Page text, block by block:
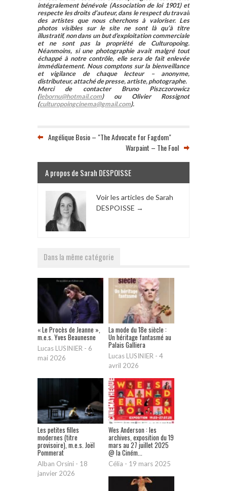
intégralement bénévole (Association de loi 1901) et
respecte les droits d’auteur, dans le respect du travail
des artistes que nous cherchons à valoriser. Les
photos visibles sur le site ne sont là qu’à titre
illustratif, non dans un but d’exploitation commerciale
et ne sont pas la propriété de Culturopoing.
Néanmoins, si une photographie avait malgré tout
échappé à notre contrôle, elle sera de fait enlevée
immédiatement. Nous comptons sur la bienveillance
et vigilance de chaque lecteur – anonyme,
distributeur, attaché de presse, artiste, photographe.
Merci de contacter Bruno Piszczorowicz
(lebornu@hotmail.com) ou Olivier Rossignot
(culturopoingcinema@gmail.com).
Angélique Bosio – "The Advocate for Fagdom"
Warpaint – The Fool
A propos de Sarah DESPOISSE
Voir les articles de Sarah
DESPOISSE →
Dans la même catégorie
« Le Procès de Jeanne »,
m.e.s. Yves Beaunesne
Lucas LUSINIER - 6
mai 2026
La mode du 18e siècle :
Un héritage fantasmé au
Palais Galliera
Lucas LUSINIER - 4
avril 2026
Les petites filles
modernes (titre
provisoire), m.e.s. Joël
Pommerat
Alban Orsini - 18
janvier 2026
Wes Anderson : les
archives, exposition du 19
mars au 27 juillet 2025
@ la Ciném...
Célia - 19 mars 2025